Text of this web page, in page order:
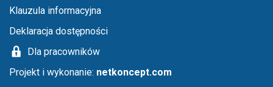
Klauzula informacyjna
Deklaracja dostępności
Dla pracowników
Projekt i wykonanie: netkoncept.com